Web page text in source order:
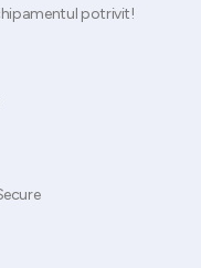
potrivit!